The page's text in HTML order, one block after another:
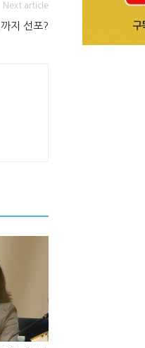
Next article
지 선포?